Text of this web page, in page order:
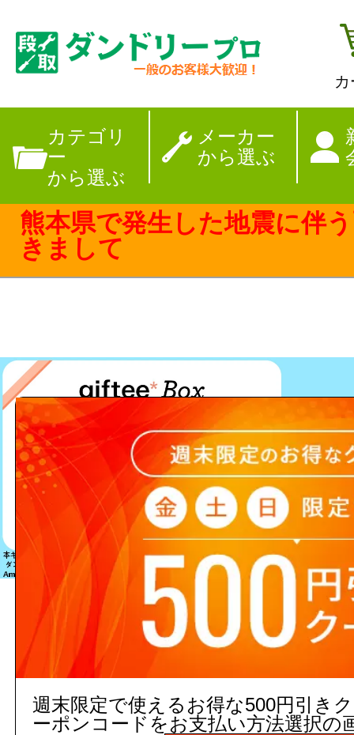
カテゴリ
ー
から選ぶ
メーカー
から選ぶ
【夏季休暇のお
熊本県で発生した地震に伴
きまして
該当する商品は見つかりません
週末限定で使えるお得な500円引き
ーポンコードをお支払い方法選択の